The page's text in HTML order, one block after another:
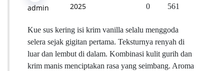
admin
2025
0 561
Kue sus kering isi krim vanilla selalu menggoda
selera sejak gigitan pertama. Teksturnya renyah di
luar dan lembut di dalam. Kombinasi kulit gurih dan
krim manis menciptakan rasa yang seimbang. Aroma